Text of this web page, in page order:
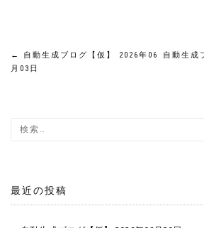
投
ナ
ゲ
ー
←
自動生成ブログ【仮】 2026年06
月03日
自動生成
最近の投稿